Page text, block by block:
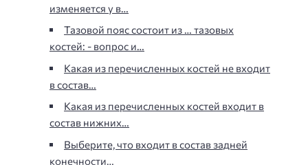
изменяется у в…
Тазовой пояс состоит из … тазовых
костей: - вопрос и…
Какая из перечисленных костей не входит
в состав…
Какая из перечисленных костей входит в
состав нижних…
Выберите, что входит в состав задней
конечности…